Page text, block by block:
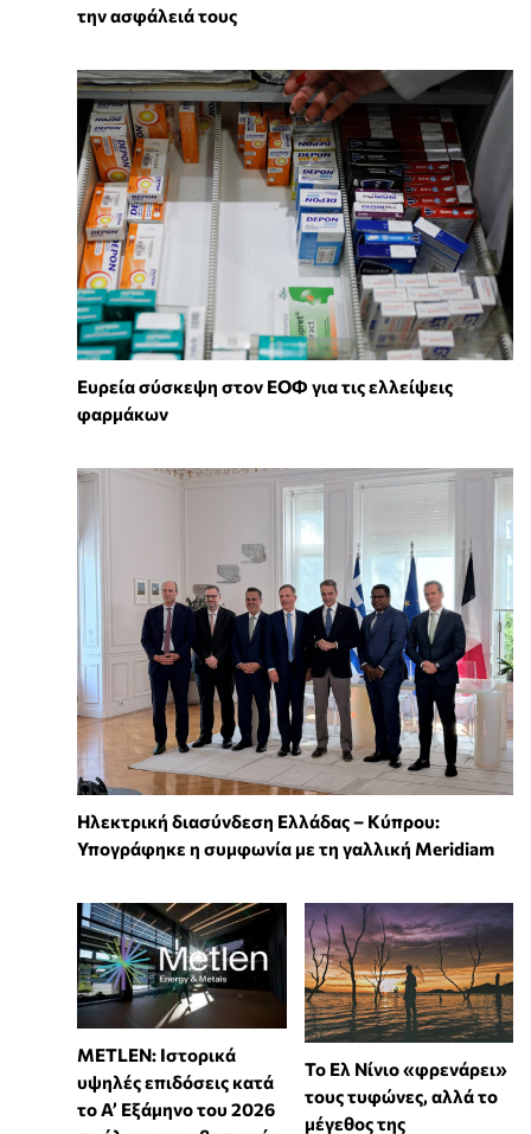
την ασφάλειά τους
Ευρεία σύσκεψη στον ΕΟΦ για τις ελλείψεις
φαρμάκων
Ηλεκτρική διασύνδεση Ελλάδας – Κύπρου:
Υπογράφηκε η συμφωνία με τη γαλλική Meridiam
METLEN: Ιστορικά
υψηλές επιδόσεις κατά
το Α’ Εξάμηνο του 2026
Το Ελ Νίνιο «φρενάρει»
τους τυφώνες, αλλά το
μέγεθος της